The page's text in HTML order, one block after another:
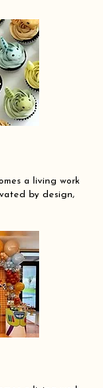
a living work
by design,